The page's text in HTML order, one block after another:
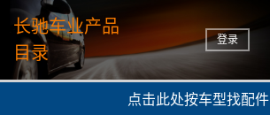
长驰车业产品
目录
登录
点击此处按车型找配件